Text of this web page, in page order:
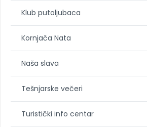
Klub putoljubaca
Kornjača Nata
Naša slava
Tešnjarske večeri
Turistički info centar